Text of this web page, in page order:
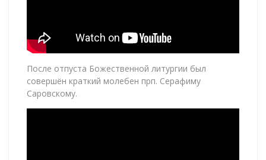
После отпуста Божественной литургии был
совершён краткий молебен прп. Серафиму
Саровскому.